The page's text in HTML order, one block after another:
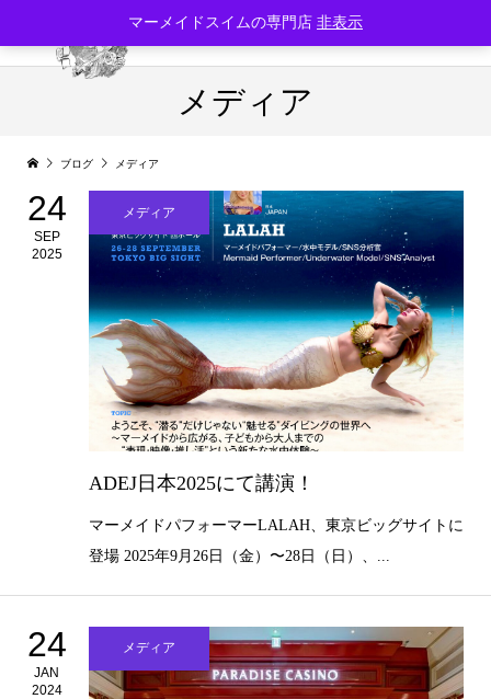
メディア
ブログ メディア
24
SEP
2025
メディア
ADEJ日本2025にて講演！
マーメイドパフォーマーLALAH、東京ビッグサイトに
登場 2025年9月26日（金）〜28日（日）、...
24
JAN
2024
メディア
マーメイドスイムの専門店 非表示